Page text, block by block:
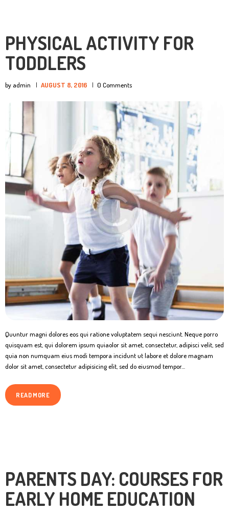
PHYSICAL ACTIVITY FOR
TODDLERS
by admin AUGUST 8, 2016 0 Comments
Quuntur magni dolores eos qui ratione voluptatem sequi nesciunt. Neque porro
quisquam est, qui dolorem ipsum quiaolor sit amet, consectetur, adipisci velit, sed
quia non numquam eius modi tempora incidunt ut labore et dolore magnam
dolor sit amet, consectetur adipisicing elit, sed do eiusmod tempor…
READ MORE
PARENTS DAY: COURSES FOR
EARLY HOME EDUCATION